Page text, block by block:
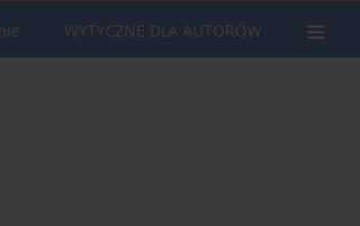
WYTYCZNE DLA AUTORÓW